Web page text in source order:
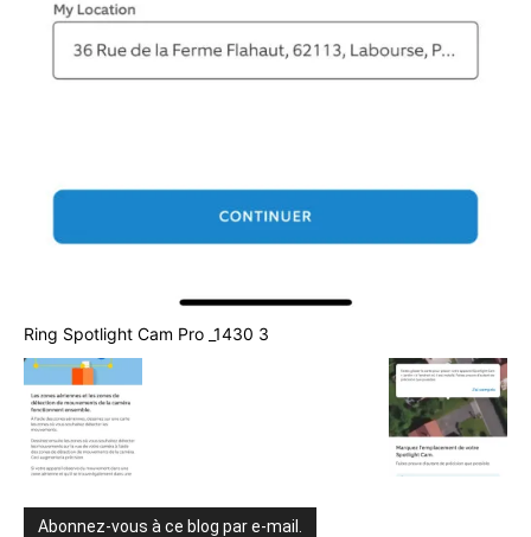
Ring Spotlight Cam Pro _1430 3
Abonnez-vous à ce blog par e-mail.